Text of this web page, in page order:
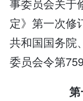
事委员会关于
定》第一次
共和国国务院
委员会令第